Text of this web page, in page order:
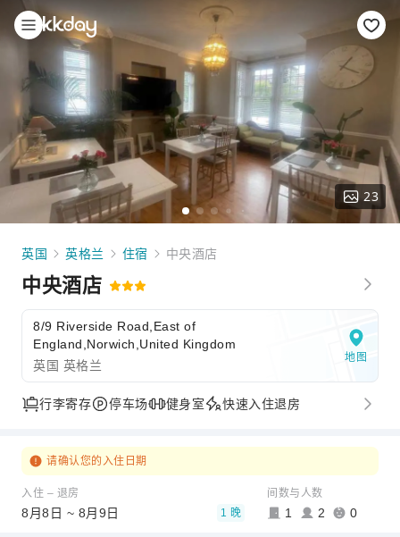
23
英国 英格兰 住宿 中央酒店
中央酒店
8/9 Riverside Road,East of
England,Norwich,United Kingdom
英国 英格兰
地图
行李寄存 停车场 健身室 快速入住退房
请确认您的入住日期
入住 – 退房
8月8日 ~ 8月9日 1 晚
间数与人数
1 2 0